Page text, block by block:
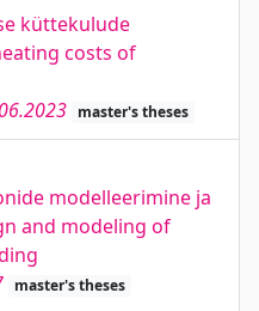
küttekulude
costs of
master's theses
modelleerimine ja
and modeling of
master's theses